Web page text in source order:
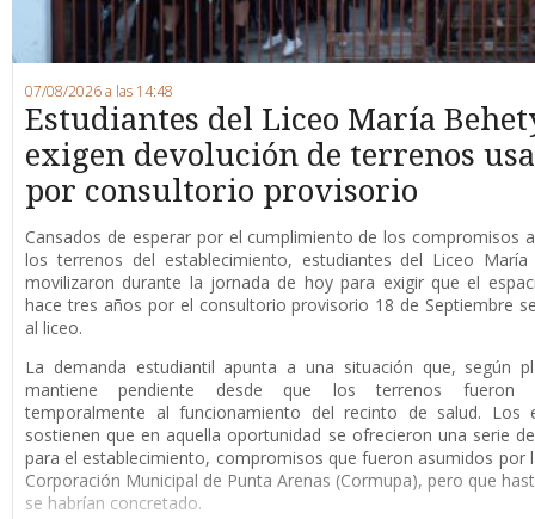
07/08/2026 a las 14:48
Estudiantes del Liceo María
exigen devolución de terrenos
por consultorio provisorio
Cansados de esperar por el cumplimiento de los compromisos
los terrenos del establecimiento, estudiantes del Liceo
movilizaron durante la jornada de hoy para exigir que el
hace tres años por el consultorio provisorio 18 de Septiembre
al liceo.
La demanda estudiantil apunta a una situación que, según
mantiene pendiente desde que los terrenos fueron
temporalmente al funcionamiento del recinto de salud. Los
sostienen que en aquella oportunidad se ofrecieron una serie
para el establecimiento, compromisos que fueron asumidos por
Corporación Municipal de Punta Arenas (Cormupa), pero que
se habrían concretado.